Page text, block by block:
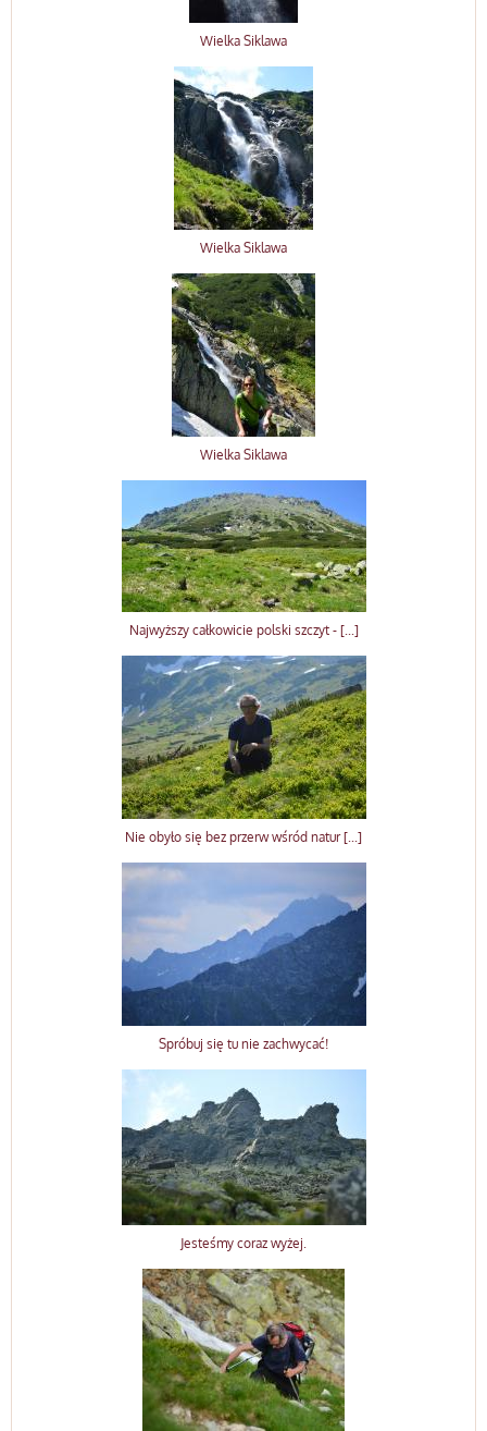
Wielka Siklawa
Wielka Siklawa
Wielka Siklawa
Najwyższy całkowicie polski szczyt - [...]
Nie obyło się bez przerw wśród natur [...]
Spróbuj się tu nie zachwycać!
Jesteśmy coraz wyżej.